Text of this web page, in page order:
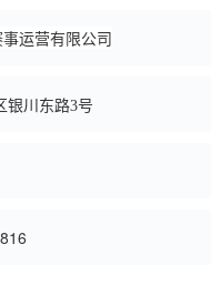
运营有限公司
银川东路3号